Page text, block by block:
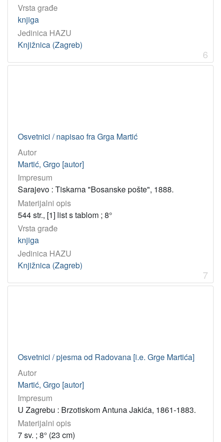
Vrsta građe
knjiga
Jedinica HAZU
Knjižnica (Zagreb)
6
Osvetnici / napisao fra Grga Martić
Autor
Martić, Grgo [autor]
Impresum
Sarajevo : Tiskarna "Bosanske pošte", 1888.
Materijalni opis
544 str., [1] list s tablom ; 8°
Vrsta građe
knjiga
Jedinica HAZU
Knjižnica (Zagreb)
7
Osvetnici / pjesma od Radovana [i.e. Grge Martića]
Autor
Martić, Grgo [autor]
Impresum
U Zagrebu : Brzotiskom Antuna Jakića, 1861-1883.
Materijalni opis
7 sv. ; 8° (23 cm)